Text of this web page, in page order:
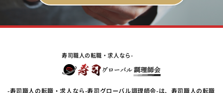
寿司職人の転職・求人なら-
-寿司職人の転職・求人なら-寿司グローバル調理師会-は、寿司職人の転職